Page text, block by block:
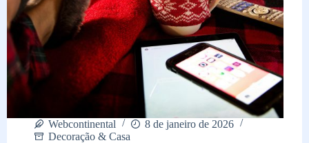
Webcontinental
8 de janeiro de 2026
Decoração & Casa